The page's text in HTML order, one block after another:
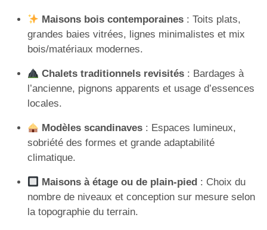
Maisons bois contemporaines: Toits plats,
grandes baies vitrées, lignes minimalistes et mix
bois/matériaux modernes.
Chalets traditionnels revisités: Bardages à
l’ancienne, pignons apparents et usage d’essences
locales.
Modèles scandinaves: Espaces lumineux,
sobriété des formes et grande adaptabilité
climatique.
Maisons à étage ou de plain-pied: Choix du
nombre de niveaux et conception sur mesure selon
la topographie du terrain.